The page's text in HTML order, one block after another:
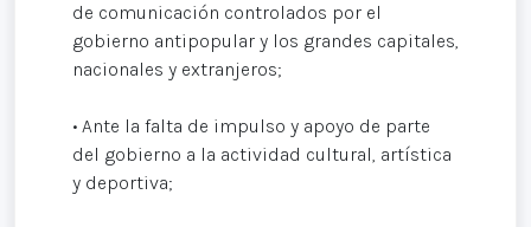
de comunicación controlados por el
gobierno antipopular y los grandes capitales,
nacionales y extranjeros;
• Ante la falta de impulso y apoyo de parte
del gobierno a la actividad cultural, artística
y deportiva;